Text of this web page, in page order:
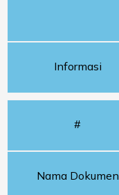
Informasi
#
Nama Dokumen